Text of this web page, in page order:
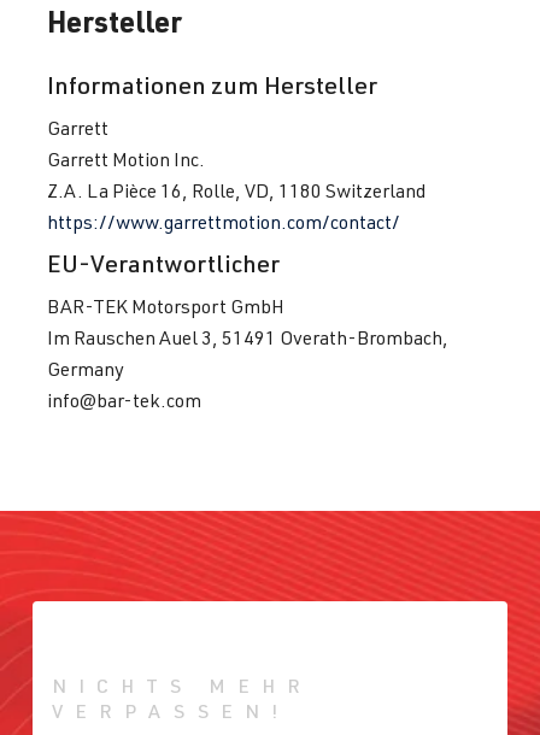
Hersteller
Informationen zum Hersteller
Garrett
Garrett Motion Inc.
Z.A. La Pièce 16, Rolle, VD, 1180 Switzerland
https://www.garrettmotion.com/contact/
EU-Verantwortlicher
BAR-TEK Motorsport GmbH
Im Rauschen Auel 3, 51491 Overath-Brombach,
Germany
info@bar-tek.com
NICHTS MEHR
VERPASSEN!